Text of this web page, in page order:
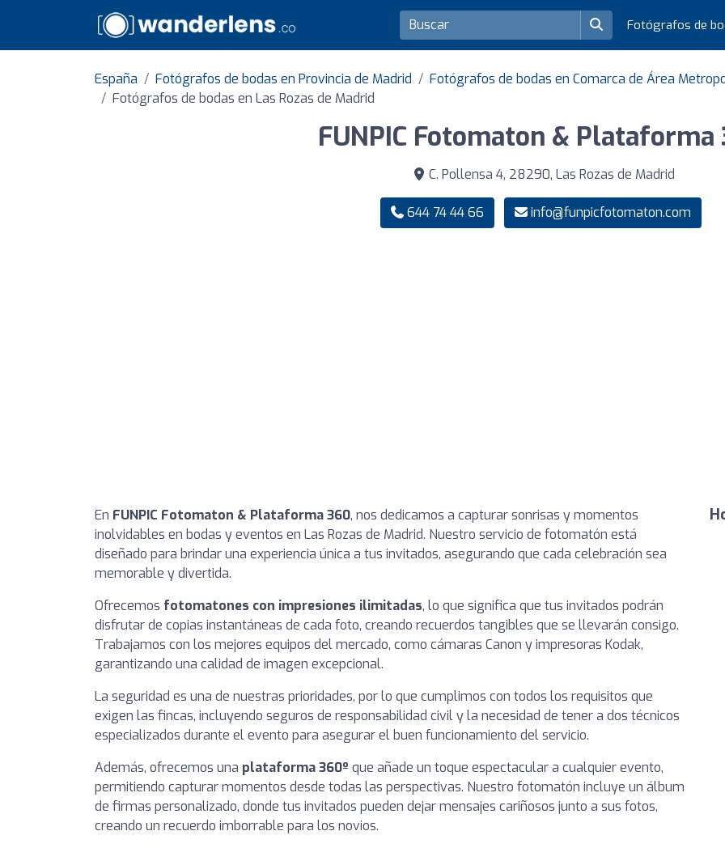
Fotógrafos de
España Fotógrafos de bodas en Provincia de Madrid
Fotógrafos de bodas en Comarca de Área
Fotógrafos de bodas en Las Rozas de Madrid
FUNPIC Fotomaton & Plataforma
C. Pollensa 4, 28290, Las Rozas de Madrid
644 74 44 66 info@funpicfotomaton.com
En FUNPIC Fotomaton & Plataforma 360, nos dedicamos a capturar sonrisas y momentos
inolvidables en bodas y eventos en Las Rozas de Madrid. Nuestro servicio de fotomatón está
diseñado para brindar una experiencia única a tus invitados, asegurando que cada celebración sea
memorable y divertida.
Ofrecemos fotomatones con impresiones ilimitadas, lo que significa que tus invitados podrán
disfrutar de copias instantáneas de cada foto, creando recuerdos tangibles que se llevarán consigo.
Trabajamos con los mejores equipos del mercado, como cámaras Canon y impresoras Kodak,
garantizando una calidad de imagen excepcional.
La seguridad es una de nuestras prioridades, por lo que cumplimos con todos los requisitos que
exigen las fincas, incluyendo seguros de responsabilidad civil y la necesidad de tener a dos técnicos
especializados durante el evento para asegurar el buen funcionamiento del servicio.
Además, ofrecemos una plataforma 360º que añade un toque espectacular a cualquier evento,
permitiendo capturar momentos desde todas las perspectivas. Nuestro fotomatón incluye un álbum
de firmas personalizado, donde tus invitados pueden dejar mensajes cariñosos junto a sus fotos,
creando un recuerdo imborrable para los novios.